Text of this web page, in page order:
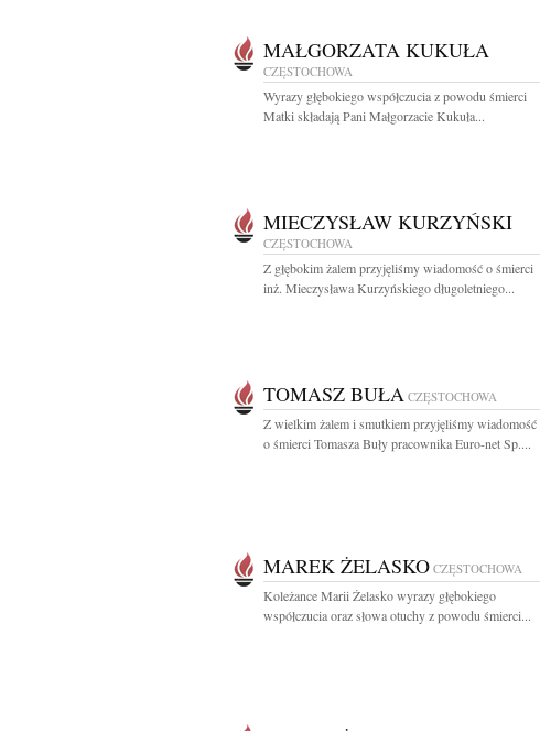
MAŁGORZATA KUKUŁA
CZĘSTOCHOWA
Wyrazy głębokiego współczucia z powodu śmierci
Matki składają Pani Małgorzacie Kukuła...
MIECZYSŁAW KURZYŃSKI
CZĘSTOCHOWA
Z głębokim żalem przyjęliśmy wiadomość o śmierci
inż. Mieczysława Kurzyńskiego długoletniego...
TOMASZ BUŁA CZĘSTOCHOWA
Z wielkim żalem i smutkiem przyjęliśmy wiadomość
o śmierci Tomasza Buły pracownika Euro-net Sp....
MAREK ŻELASKO CZĘSTOCHOWA
Koleżance Marii Żelasko wyrazy głębokiego
współczucia oraz słowa otuchy z powodu śmierci...